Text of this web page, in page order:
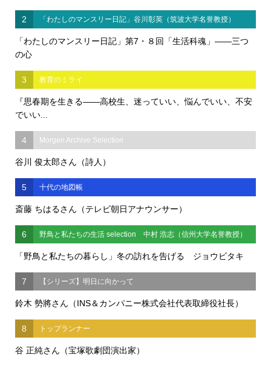
2 「わたしのマンスリー日記」谷川彰英（筑波大学名誉教授）
「わたしのマンスリー日記」第7・８回「生活科魂」――三つ
の心
3 教育のミライ
『思春期を生きる――高校生、迷っていい、悩んでいい、不安
でいい...
4 Morgen Archive Selection
谷川 俊太郎さん（詩人）
5 十代の地図帳
斎藤 ちはるさん（テレビ朝日アナウンサー）
6 野鳥と私たちの生活 selection 中村 浩志（信州大学名誉教授）
「野鳥と私たちの暮らし」冬の訪れを告げる ジョウビタキ
7 【シリーズ】明日に向かって
鈴木 勢將さん（INS＆カンパニー株式会社代表取締役社長）
8 トップランナー
谷 正純さん（宝塚歌劇団演出家）